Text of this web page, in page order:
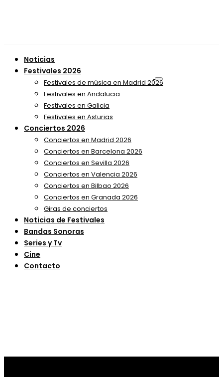
Noticias
Festivales 2026
Festivales de música en Madrid 2026
Festivales en Andalucia
Festivales en Galicia
Festivales en Asturias
Conciertos 2026
Conciertos en Madrid 2026
Conciertos en Barcelona 2026
Conciertos en Sevilla 2026
Conciertos en Valencia 2026
Conciertos en Bilbao 2026
Conciertos en Granada 2026
Giras de conciertos
Noticias de Festivales
Bandas Sonoras
Series y Tv
Cine
Contacto